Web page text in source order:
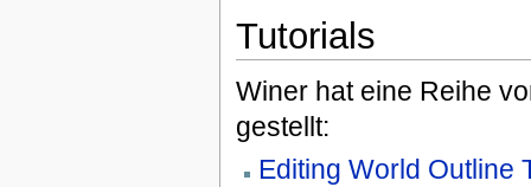
Tutorials
Winer hat eine Reihe
gestellt:
Editing World Outline